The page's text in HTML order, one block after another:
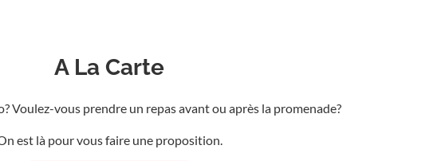
A La Carte
Voulez-vous prendre un repas avant ou après la promenade?
est là pour vous faire une proposition.